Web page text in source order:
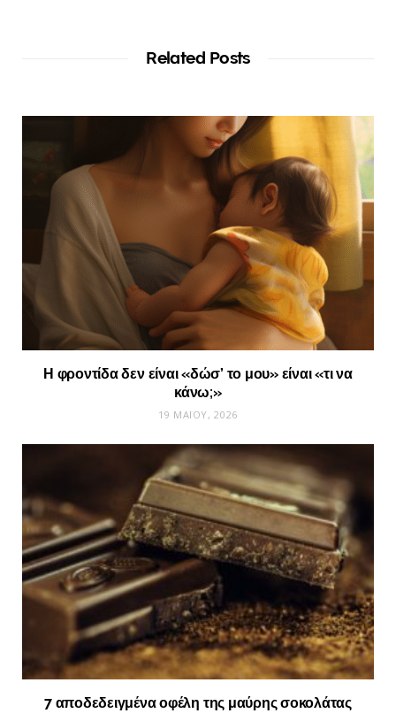
Related Posts
Η φροντίδα δεν είναι «δώσ’ το μου» είναι «τι να
κάνω;»
19 ΜΑΪ́ΟΥ, 2026
7 αποδεδειγμένα οφέλη της μαύρης σοκολάτας